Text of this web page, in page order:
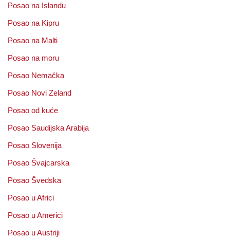
Posao na Islandu
Posao na Kipru
Posao na Malti
Posao na moru
Posao Nemačka
Posao Novi Zeland
Posao od kuće
Posao Saudijska Arabija
Posao Slovenija
Posao Švajcarska
Posao Švedska
Posao u Africi
Posao u Americi
Posao u Austriji